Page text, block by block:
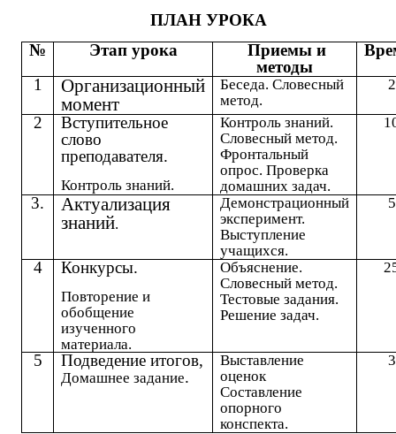
ПЛАН УРОКА
№
Этап урока
Приемы и
методы
1
Организационный
момент
Беседа. Словесный
метод.
2
Вступительное
слово
преподавателя.
Контроль знаний.
Контроль знаний.
Словесный метод.
Фронтальный
опрос. Проверка
домашних задач.
3.
Актуализация
знаний.
Демонстрационный
эксперимент.
Выступление
учащихся.
4 Конкурсы.
Повторение и
обобщение
изученного
материала.
Объяснение.
Словесный метод.
Тестовые задания.
Решение задач.
5 Подведение итогов,
Домашнее задание.
Выставление
оценок
Составление
опорного
конспекта.